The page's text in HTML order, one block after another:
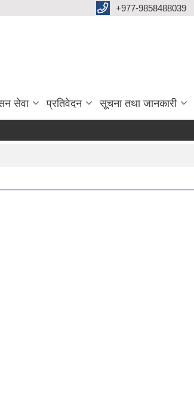
‌+977-9858488039
सेवा प्रतिवेदन सूचना तथा जानकारी